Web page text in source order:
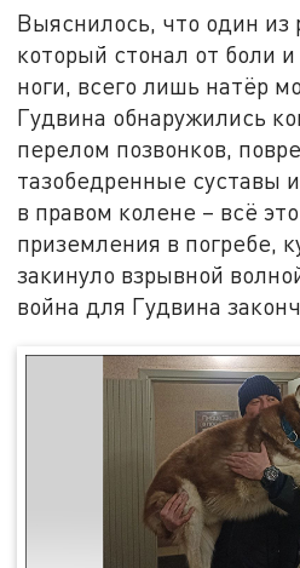
Выяснилось, что один из
который стонал от боли
ноги, всего лишь натёр
Гудвина обнаружились
перелом позвонков,
тазобедренные суставы
в правом колене – всё
приземления в погребе,
закинуло взрывной
война для Гудвина